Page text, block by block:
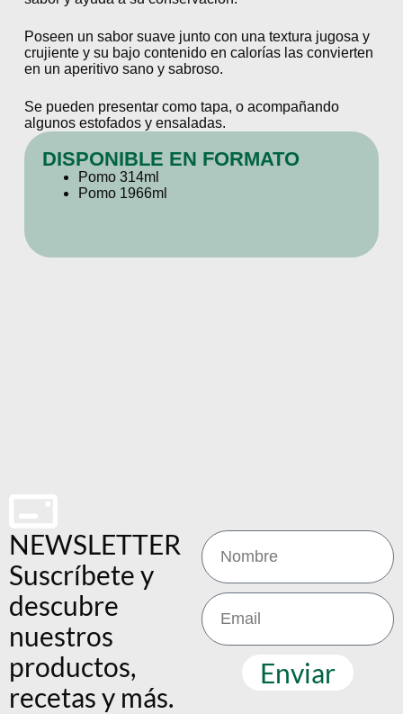
Poseen un sabor suave junto con una textura jugosa y
crujiente y su bajo contenido en calorías las convierten
en un aperitivo sano y sabroso.
Se pueden presentar como tapa, o acompañando
algunos estofados y ensaladas.
DISPONIBLE EN FORMATO
Pomo 314ml
Pomo 1966ml
NEWSLETTER
Suscríbete y
descubre
nuestros
productos,
recetas y más.
Enviar